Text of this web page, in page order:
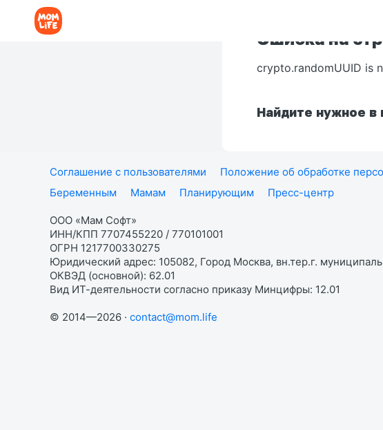
Ошибка на
crypto.randomUUID is
Найдите нужное в
Соглашение с пользователями Положение об обработке
Беременным
Мамам Планирующим Пресс-центр
ООО «Мам Софт»
ИНН/КПП 7707455220 / 770101001
ОГРН 1217700330275
Юридический адрес: 105082, Город Москва, вн.тер.г.
ОКВЭД (основной): 62.01
Вид ИТ-деятельности согласно приказу Минцифры: 12.01
© 2014—2026 · contact@mom.life